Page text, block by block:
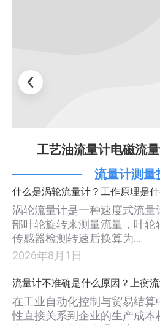
工艺油流量计电磁流
流量计测量
什么是涡轮流量计？工作原理是什
涡轮流量计是一种速度式流量
部叶轮旋转来测量流量，叶轮
传感器检测转速后换算为…
2026年8月1日
流量计不准确是什么原因？上衡
在工业自动化控制与贸易结算
性直接关系到企业的生产成本